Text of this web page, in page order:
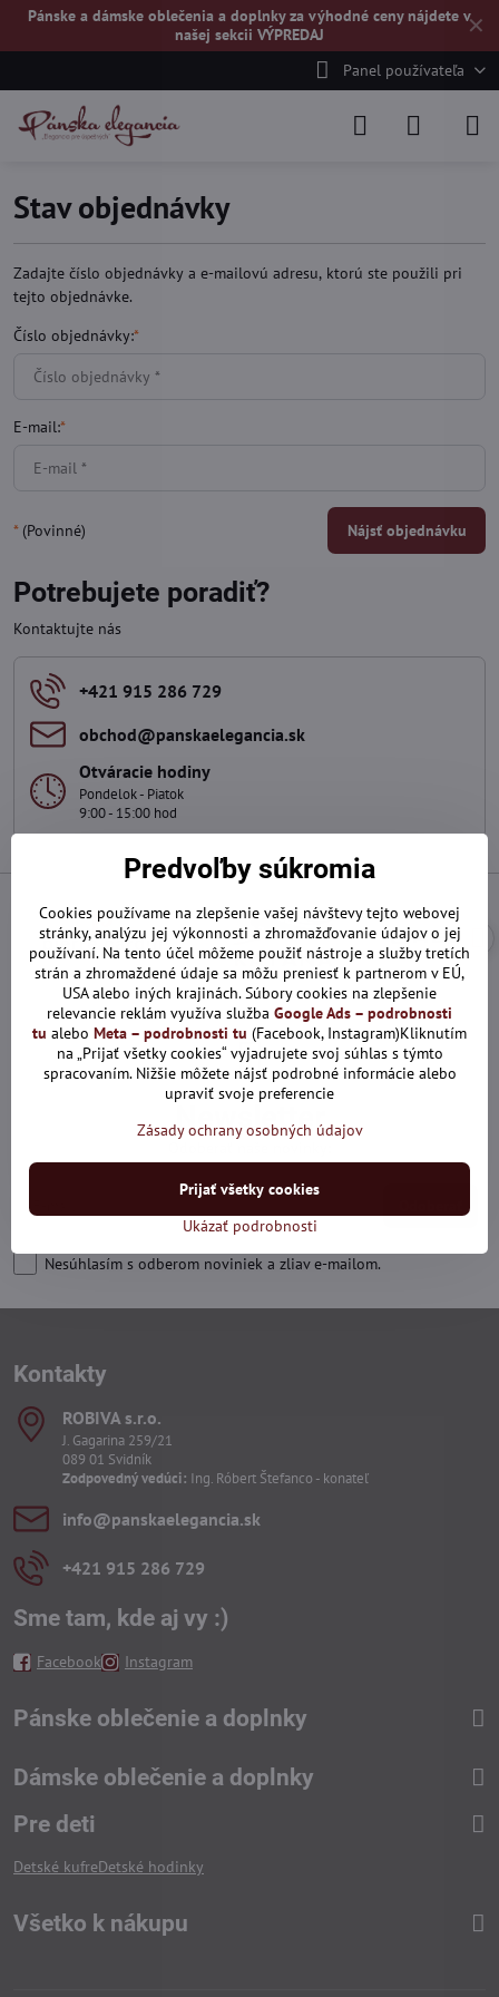
✕
Pánske a dámske oblečenia a doplnky za výhodné ceny nájdete v
našej sekcii VÝPREDAJ
Panel používateľa
Stav objednávky
Zadajte číslo objednávky a e-mailovú adresu, ktorú ste použili pri
tejto objednávke.
Číslo objednávky:*
E-mail:*
*(Povinné) Nájsť objednávku
Potrebujete poradiť?
Kontaktujte nás
+421 915 286 729
obchod​@panskaelegancia​.sk
Otváracie hodiny
Pondelok - Piatok
9:00 - 15:00 hod
Newsletter
Nesúhlasím s odberom noviniek a zliav e-mailom.
Kontakty
ROBIVA s​.r​.o​.
J. Gagarina 259/21
089 01 Svidník
Zodpovedný vedúci: Ing. Róbert Štefanco - konateľ
info​@panskaelegancia​.sk
+421 915 286 729
Sme tam, kde aj vy :)
Facebook Instagram
Pánske oblečenie a doplnky
Dámske oblečenie a doplnky
Pre deti
Detské kufreDetské hodinky
Všetko k nákupu
Predvoľby súkromia
Cookies používame na zlepšenie vašej návštevy tejto webovej
stránky, analýzu jej výkonnosti a zhromažďovanie údajov o jej
používaní. Na tento účel môžeme použiť nástroje a služby tretích
strán a zhromaždené údaje sa môžu preniesť k partnerom v EÚ,
USA alebo iných krajinách. Súbory cookies na zlepšenie
relevancie reklám využíva služba Google Ads – podrobnosti
tu alebo Meta – podrobnosti tu (Facebook, Instagram)Kliknutím
na „Prijať všetky cookies“ vyjadrujete svoj súhlas s týmto
spracovaním. Nižšie môžete nájsť podrobné informácie alebo
upraviť svoje preferencie
Zásady ochrany osobných údajov
Ukázať podrobnosti
Prijať všetky cookies